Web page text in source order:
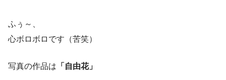
ふぅ～、
心ボロボロです（苦笑）
写真の作品は 「自由花」